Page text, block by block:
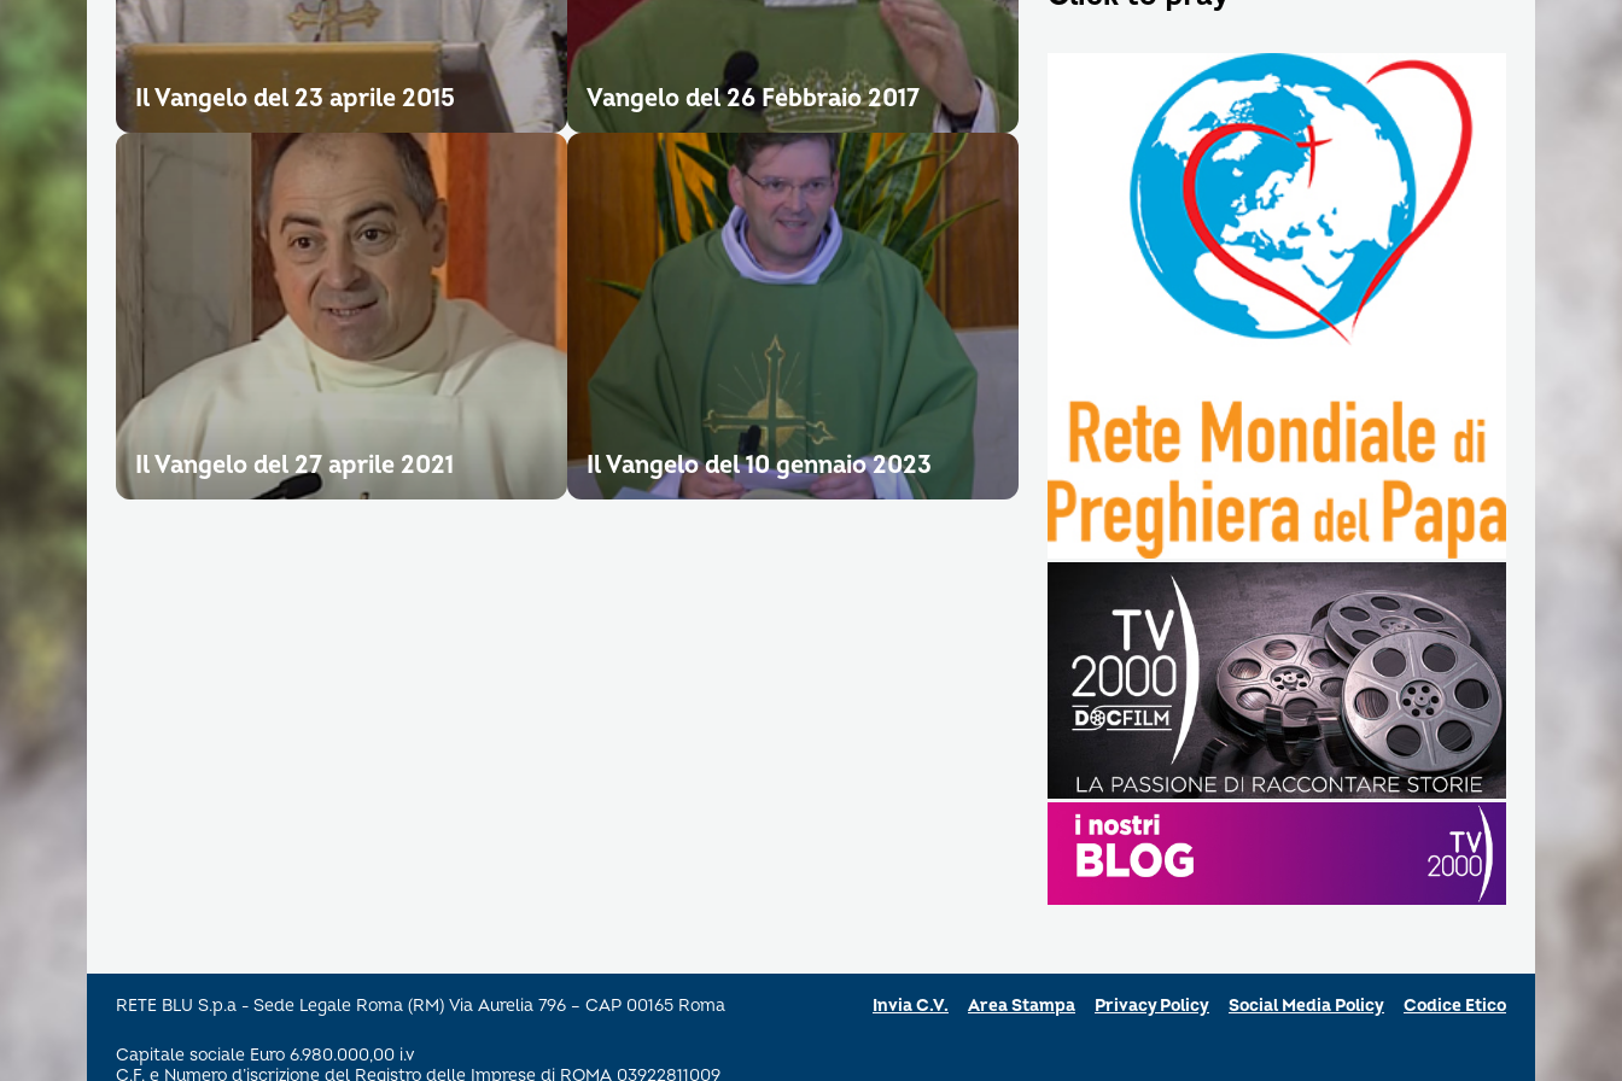
Il Vangelo del 23 aprile 2015 Vangelo del 26 Febbraio 2017
Il Vangelo del 27 aprile 2021 Il Vangelo del 10 gennaio 2023
RETE BLU S.p.a - Sede Legale Roma (RM) Via Aurelia 796 – CAP 00165 Roma
Capitale sociale Euro 6.980.000,00 i.v
C.F. e Numero d’iscrizione del Registro delle Imprese di ROMA 03922811009
Invia C.V. Area Stampa Privacy Policy Social Media Policy Codice Etico